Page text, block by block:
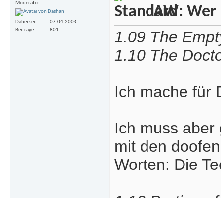
Moderator
Dabei seit
07.04.2003
Beiträge
801
AW: Wer
1.09 The
1.10 The
Ich mache für
Ich muss
mit den
Worten: Die